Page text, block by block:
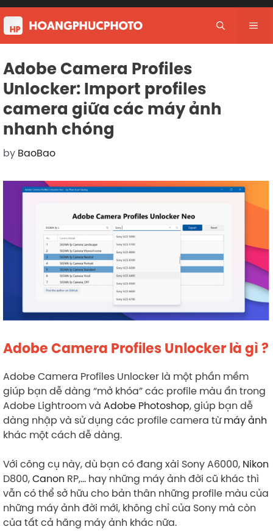
Skip
to
content
Adobe Camera Profiles
Unlocker: Import profiles
camera giữa các máy ảnh
nhanh chóng
by BaoBao
Adobe Camera Profiles Unlocker là gì ?
Adobe Camera Profiles Unlocker là một phần mềm
giúp bạn dễ dàng “mở khóa” các profile màu ẩn trong
Adobe Lightroom và Adobe Photoshop, giúp bạn dễ
dàng nhập và sử dụng các profile camera từmáy ảnh
khác một cách dễ dàng.
Với công cụ này, dù bạn có đang xài Sony A6000, Nikon
D800,Canon RP,… hay những máy ảnh đời cũ khác thì
vẫn có thể sở hữu cho bản thân những profile màu của
những máy ảnh đời mới, không chỉ của Sony mà còn
của tất cả hãng máy ảnh khác nữa.